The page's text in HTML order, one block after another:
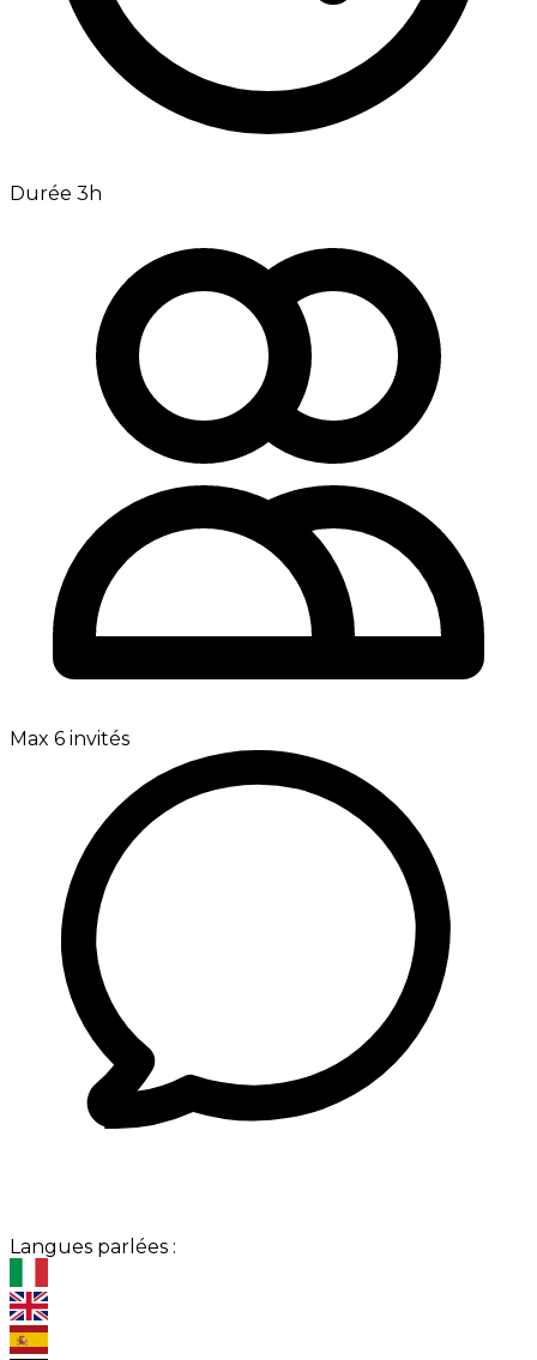
Durée 3h
Max 6 invités
Langues parlées :